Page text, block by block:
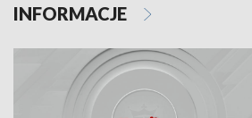
INFORMACJE